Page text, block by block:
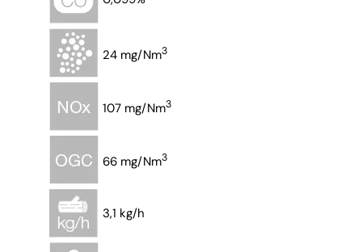
24 mg/Nm3
107 mg/Nm3
66 mg/Nm3
3,1 kg/h